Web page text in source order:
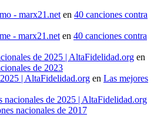
- marx21.net en 40 canciones contra
- marx21.net en 40 canciones contra
de 2025 | AltaFidelidad.org en
de 2023
| AltaFidelidad.org en Las mejores
nacionales de 2025 | AltaFidelidad.org
nacionales de 2017